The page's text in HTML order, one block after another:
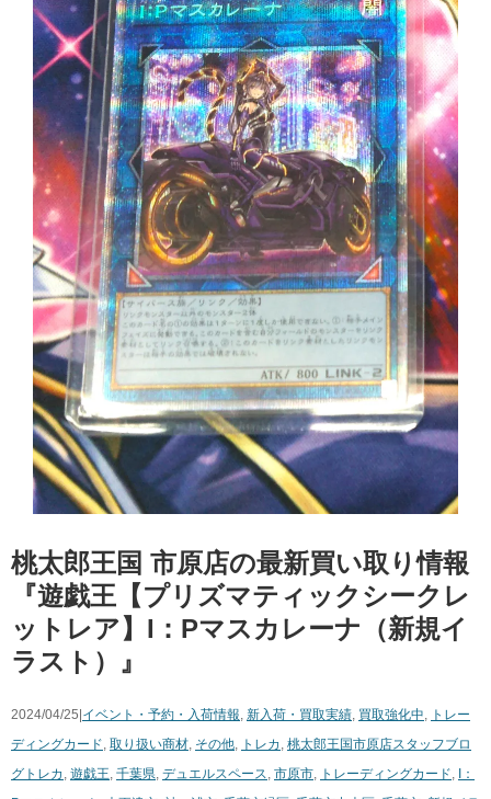
桃太郎王国 市原店の最新買い取り情報
『遊戯王【プリズマティックシークレ
ットレア】I：Pマスカレーナ（新規イ
ラスト）』
2024/04/25|イベント・予約・入荷情報, 新入荷・買取実績, 買取強化中, トレー
ディングカード, 取り扱い商材, その他, トレカ , 桃太郎王国市原店スタッフブロ
グ トレカ , 遊戯王, 千葉県, デュエルスペース, 市原市, トレーディングカード, I：